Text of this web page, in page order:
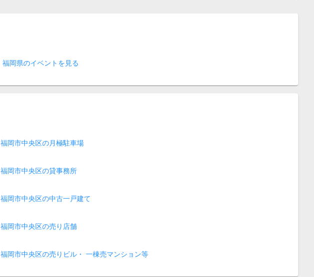
福岡県のイベントを見る
福岡市中央区の月極駐車場
福岡市中央区の貸事務所
福岡市中央区の中古一戸建て
福岡市中央区の売り店舗
福岡市中央区の売りビル・ 一棟売マンション等